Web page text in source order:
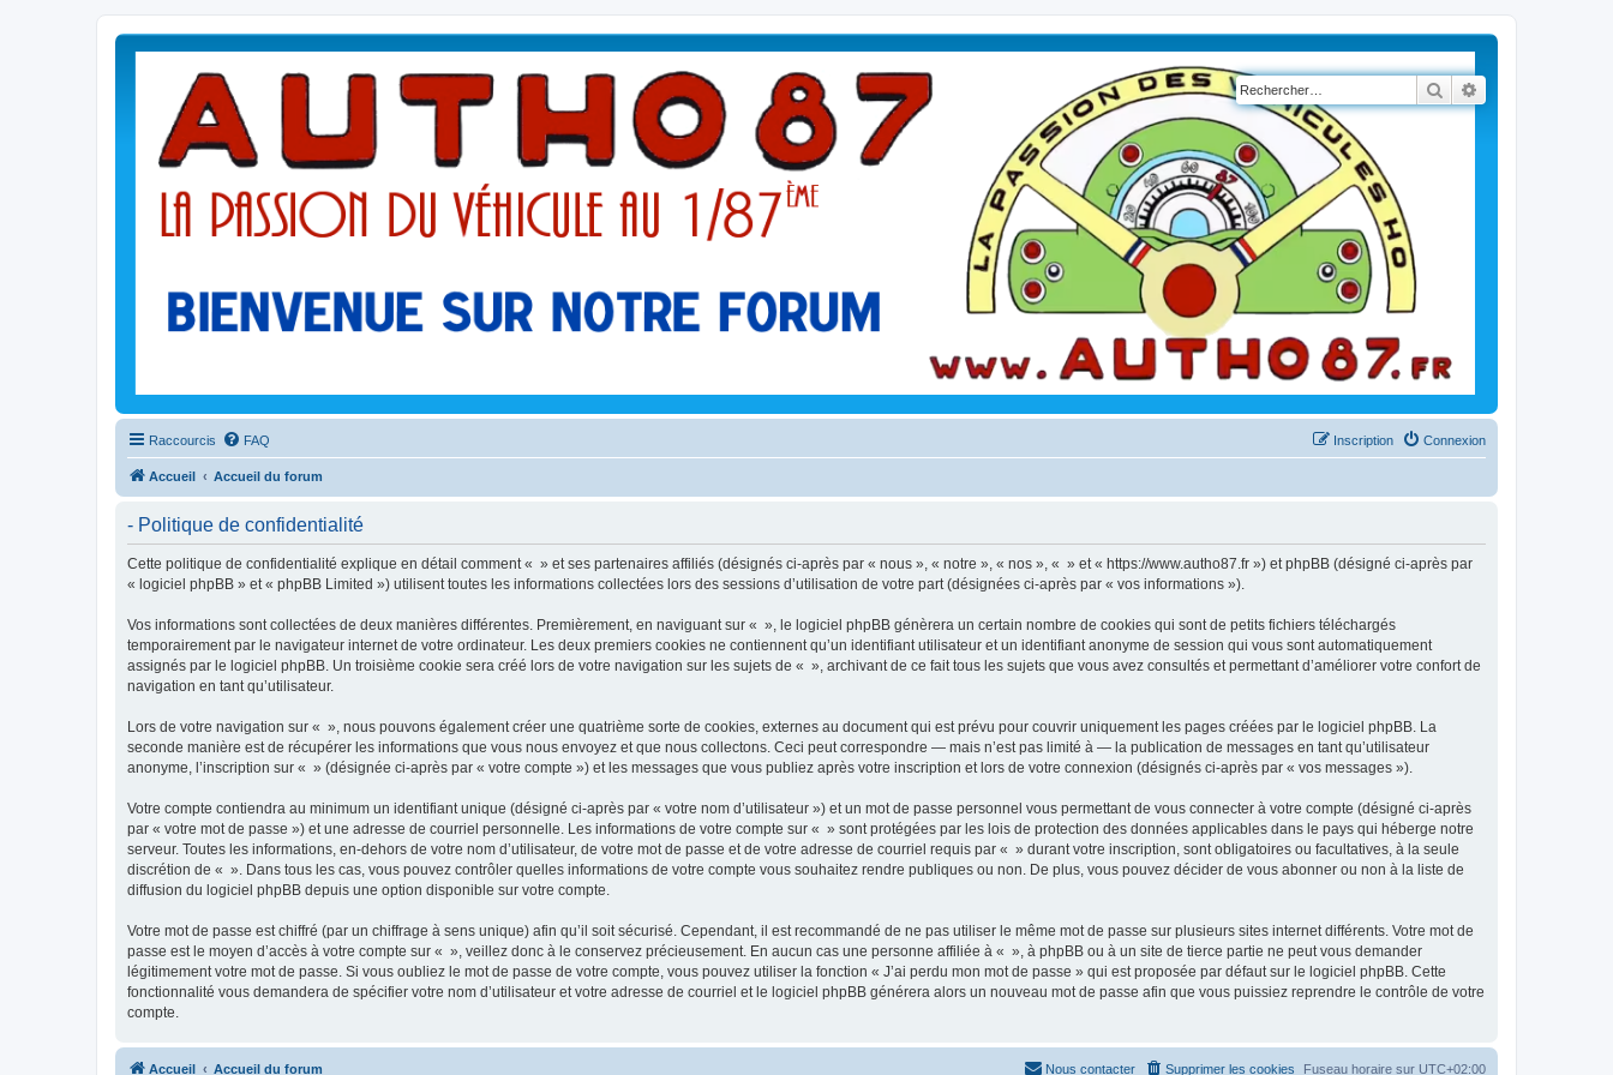
Rechercher
Raccourcis FAQ Connexion
Inscription
Accueil Accueil du forum
- Politique de confidentialité
Cette politique de confidentialité explique en détail comment « » et ses partenaires affiliés (désignés ci-après par « nous », « notre », « nos », « » et « https://www.autho87.fr ») et phpBB (désigné ci-après par
« logiciel phpBB » et « phpBB Limited ») utilisent toutes les informations collectées lors des sessions d’utilisation de votre part (désignées ci-après par « vos informations »).
Vos informations sont collectées de deux manières différentes. Premièrement, en naviguant sur « », le logiciel phpBB génèrera un certain nombre de cookies qui sont de petits fichiers téléchargés
temporairement par le navigateur internet de votre ordinateur. Les deux premiers cookies ne contiennent qu’un identifiant utilisateur et un identifiant anonyme de session qui vous sont automatiquement
assignés par le logiciel phpBB. Un troisième cookie sera créé lors de votre navigation sur les sujets de « », archivant de ce fait tous les sujets que vous avez consultés et permettant d’améliorer votre confort de
navigation en tant qu’utilisateur.
Lors de votre navigation sur « », nous pouvons également créer une quatrième sorte de cookies, externes au document qui est prévu pour couvrir uniquement les pages créées par le logiciel phpBB. La
seconde manière est de récupérer les informations que vous nous envoyez et que nous collectons. Ceci peut correspondre — mais n’est pas limité à — la publication de messages en tant qu’utilisateur
anonyme, l’inscription sur « » (désignée ci-après par « votre compte ») et les messages que vous publiez après votre inscription et lors de votre connexion (désignés ci-après par « vos messages »).
Votre compte contiendra au minimum un identifiant unique (désigné ci-après par « votre nom d’utilisateur ») et un mot de passe personnel vous permettant de vous connecter à votre compte (désigné ci-après
par « votre mot de passe ») et une adresse de courriel personnelle. Les informations de votre compte sur « » sont protégées par les lois de protection des données applicables dans le pays qui héberge notre
serveur. Toutes les informations, en-dehors de votre nom d’utilisateur, de votre mot de passe et de votre adresse de courriel requis par « » durant votre inscription, sont obligatoires ou facultatives, à la seule
discrétion de « ». Dans tous les cas, vous pouvez contrôler quelles informations de votre compte vous souhaitez rendre publiques ou non. De plus, vous pouvez décider de vous abonner ou non à la liste de
diffusion du logiciel phpBB depuis une option disponible sur votre compte.
Votre mot de passe est chiffré (par un chiffrage à sens unique) afin qu’il soit sécurisé. Cependant, il est recommandé de ne pas utiliser le même mot de passe sur plusieurs sites internet différents. Votre mot de
passe est le moyen d’accès à votre compte sur « », veillez donc à le conservez précieusement. En aucun cas une personne affiliée à « », à phpBB ou à un site de tierce partie ne peut vous demander
légitimement votre mot de passe. Si vous oubliez le mot de passe de votre compte, vous pouvez utiliser la fonction « J’ai perdu mon mot de passe » qui est proposée par défaut sur le logiciel phpBB. Cette
fonctionnalité vous demandera de spécifier votre nom d’utilisateur et votre adresse de courriel et le logiciel phpBB générera alors un nouveau mot de passe afin que vous puissiez reprendre le contrôle de votre
compte.
Accueil Accueil du forum Fuseau horaire sur UTC+02:00
Supprimer les cookies
Nous contacter